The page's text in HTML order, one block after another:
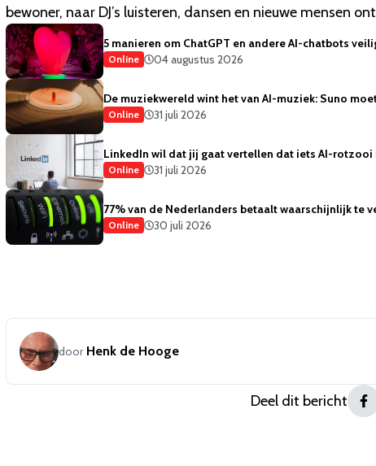
bewoner, naar DJ’s luisteren, dansen en nieuwe mensen
5 manieren om ChatGPT en andere AI-chatbots
Online 04 augustus 2026
De muziekwereld wint het van AI-muziek: Suno
Online 31 juli 2026
LinkedIn wil dat jij gaat vertellen dat iets AI-rotzooi
Online 31 juli 2026
77% van de Nederlanders betaalt waarschijnlijk te
Online 30 juli 2026
door Henk de Hooge
Deel dit bericht